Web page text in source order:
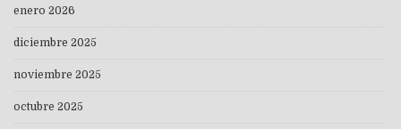
enero 2026
diciembre 2025
noviembre 2025
octubre 2025